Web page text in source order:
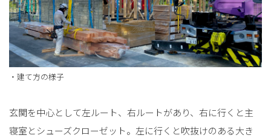
・建て方の様子
玄関を中心として左ルート、右ルートがあり、右に行くと主
寝室とシューズクローゼット。左に行くと吹抜けのある大き